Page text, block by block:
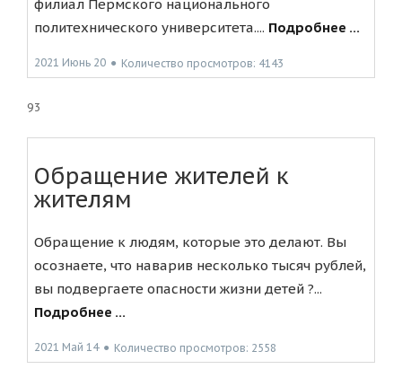
филиал Пермского национального
политехнического университета.... Подробнее ...
2021 Июнь 20 ● Количество просмотров: 4143
93
Обращение жителей к
жителям
Обращение к людям, которые это делают. Вы
осознаете, что наварив несколько тысяч рублей,
вы подвергаете опасности жизни детей ?...
Подробнее ...
2021 Май 14 ● Количество просмотров: 2558